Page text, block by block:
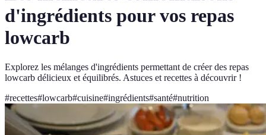
d'ingrédients pour vos repas
lowcarb
Explorez les mélanges d'ingrédients permettant de créer des repas
lowcarb délicieux et équilibrés. Astuces et recettes à découvrir !
#recettes#lowcarb#cuisine#ingrédients#santé#nutrition